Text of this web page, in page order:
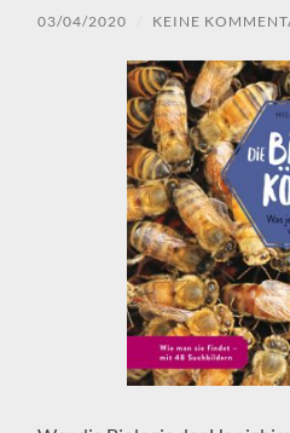
03/04/2020 KEINE